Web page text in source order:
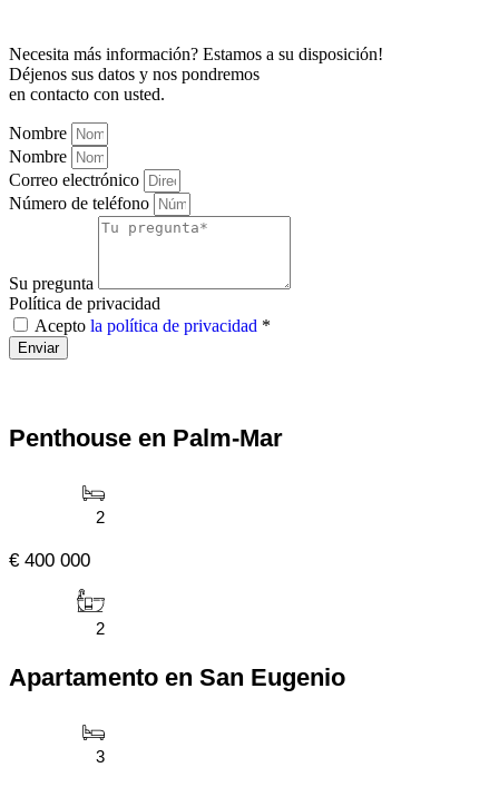
Necesita más información? Estamos a su disposición!
Déjenos sus datos y nos pondremos
en contacto con usted.
Nombre
Nombre
Correo electrónico
Número de teléfono
Su pregunta
Política de privacidad
Acepto la política de privacidad *
Enviar
Penthouse en Palm-Mar
2
€ 400 000
2
Apartamento en San Eugenio
3